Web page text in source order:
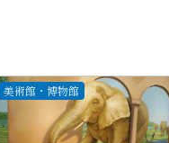
美術館・博物館